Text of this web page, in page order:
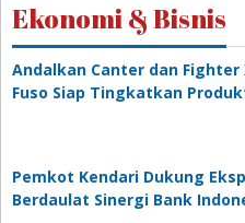
Ekonomi & Bisnis
Andalkan Canter dan Fighter
Fuso Siap Tingkatkan
Pemkot Kendari Dukung
Berdaulat Sinergi Bank